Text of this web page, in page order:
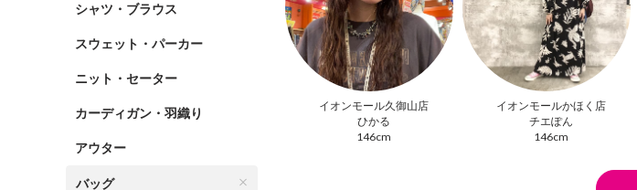
シャツ・ブラウス
スウェット・パーカー
ニット・セーター
カーディガン・羽織り
アウター
バッグ
イオンモール久御山店
ひかる
146cm
イオンモールかほく店
チエぽん
146cm